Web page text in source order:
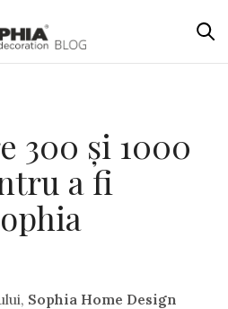
300 și 1000
a fi
Sophia Home Design